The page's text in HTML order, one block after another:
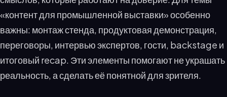
«контент для промышленной выставки» особенно
важны: монтаж стенда, продуктовая демонстрация,
переговоры, интервью экспертов, гости, backstage и
итоговый recap. Эти элементы помогают не украшать
реальность, а сделать её понятной для зрителя.